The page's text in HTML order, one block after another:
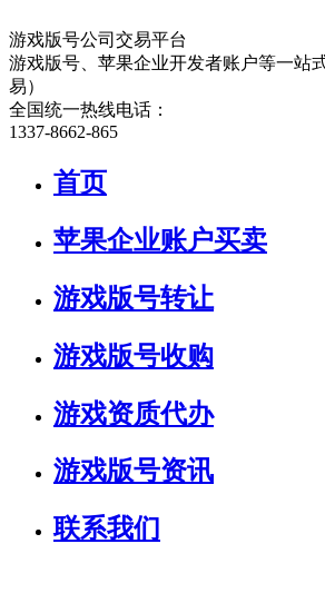
游戏版号公司交易平台
游戏版号、苹果企业开发者账户等一站
易）
全国统一热线电话：
1337-8662-865
首页
苹果企业账户买卖
游戏版号转让
游戏版号收购
游戏资质代办
游戏版号资讯
联系我们